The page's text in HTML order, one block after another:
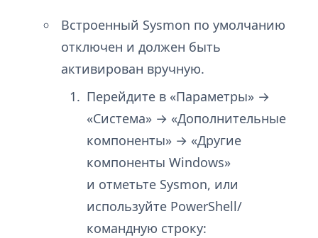
Встроенный Sysmon по умолчанию
отключен и должен быть
активирован вручную.
Перейдите в «Параметры» →
«Система» → «Дополнительные
компоненты» → «Другие
компоненты Windows»
и отметьте Sysmon, или
используйте PowerShell/
командную строку: